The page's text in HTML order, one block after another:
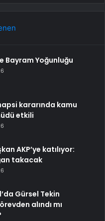
Bayram Yoğunluğu
kararında kamu
etkili
AKP’ye katılıyor:
takacak
Gürsel Tekin
alındı mı